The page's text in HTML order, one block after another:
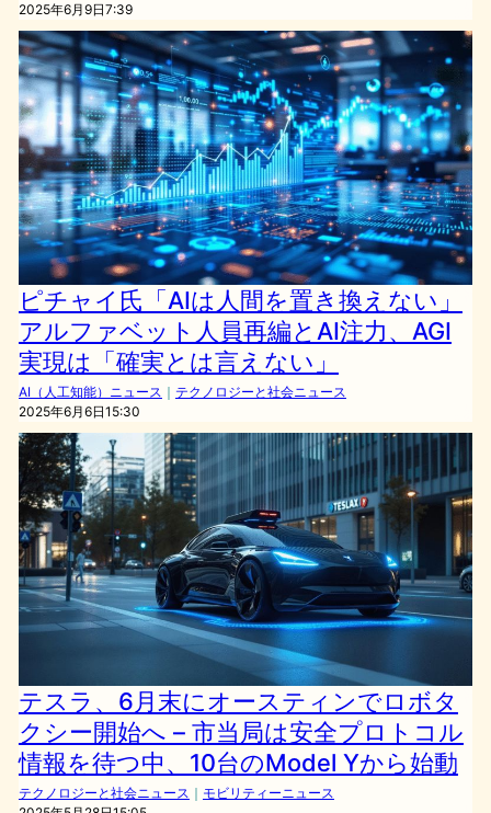
2025年6月9日7:39
ピチャイ氏「AIは人間を置き換えない」
アルファベット人員再編とAI注力、AGI
実現は「確実とは言えない」
AI（人工知能）ニュース ｜ テクノロジーと社会ニュース
2025年6月6日15:30
テスラ、6月末にオースティンでロボタ
クシー開始へ – 市当局は安全プロトコル
情報を待つ中、10台のModel Yから始動
テクノロジーと社会ニュース ｜ モビリティーニュース